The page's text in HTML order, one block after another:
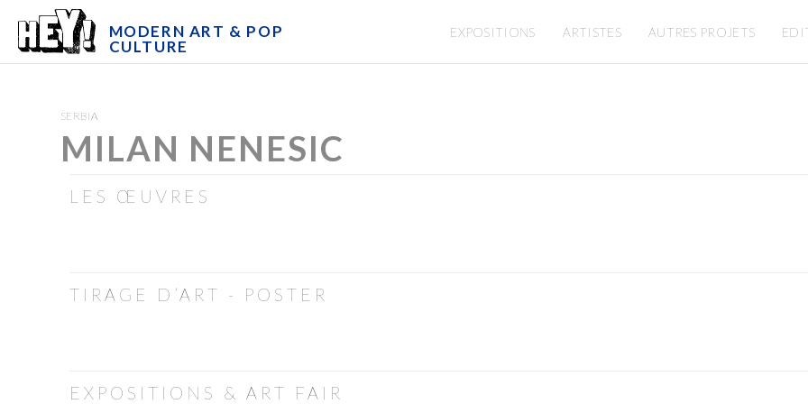
MODERN ART & POP
CULTURE
EXPOSITIONS ARTISTES AUTRES PROJETS
SERBIA
MILAN NENESIC
LES ŒUVRES
TIRAGE D’ART - POSTER
EXPOSITIONS & ART FAIR